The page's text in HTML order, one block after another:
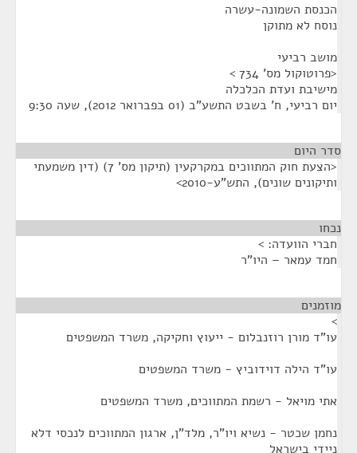
הכנסת השמונה-עשרה
נוסח לא מתוקן
מושב רביעי
<פרוטוקול מס' 734 >
מישיבת ועדת הכלכלה
יום רביעי, ח' בשבט התשע"ב (01 בפברואר 2012), שעה 9:30
סדר היום
<הצעת חוק המתווכים במקרקעין (תיקון מס' 7) (דין משמעתי
ותיקונים שונים), התש"ע-2010>
נכחו
חברי הוועדה: >
חמד עמאר – היו"ר
מוזמנים
>
עו"ד מורן רוזנבלום - ייעוץ וחקיקה, משרד המשפטים
עו"ד הילה דוידוביץ - משרד המשפטים
אתי מויאל - רשמת המתווכים, משרד המשפטים
נחמן שכטר - נשיא ויו"ר, מלד"ן, ארגון המתווכים לנכסי דלא
ניידי בישראל